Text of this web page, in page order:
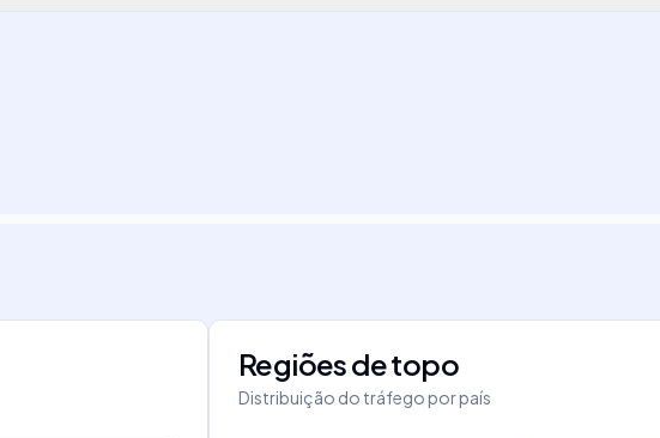
Regiões de topo
Distribuição do tráfego por país